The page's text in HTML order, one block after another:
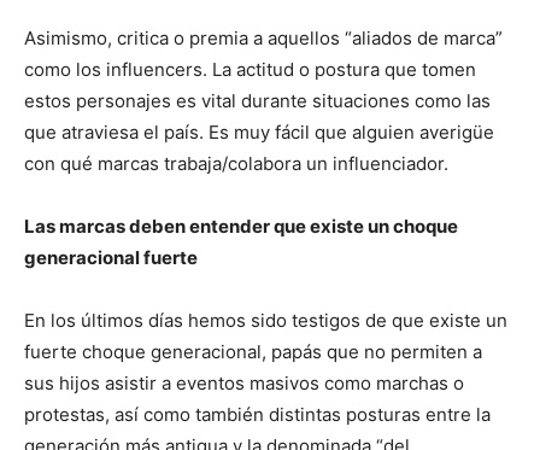
Asimismo, critica o premia a aquellos “aliados de marca”
como los influencers. La actitud o postura que tomen
estos personajes es vital durante situaciones como las
que atraviesa el país. Es muy fácil que alguien averigüe
con qué marcas trabaja/colabora un influenciador.
Las marcas deben entender que existe un choque
generacional fuerte
En los últimos días hemos sido testigos de que existe un
fuerte choque generacional, papás que no permiten a
sus hijos asistir a eventos masivos como marchas o
protestas, así como también distintas posturas entre la